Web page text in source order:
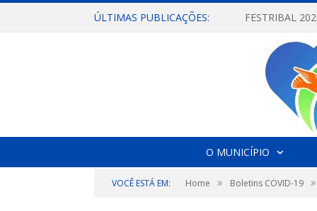
ÚLTIMAS PUBLICAÇÕES:
O MUNICÍPIO
VOCÊ ESTÁ EM: Home » Boletins COVID-19 »